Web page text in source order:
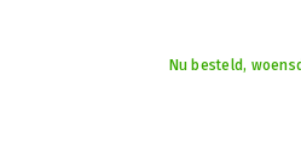
Nu besteld,